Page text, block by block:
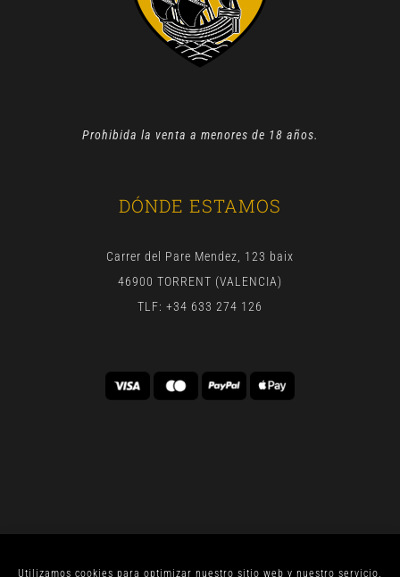
Utilizamos cookies para optimizar nuestro sitio web y nuestro servicio.
Prohibida la venta a menores de 18 años.
DÓNDE ESTAMOS
Carrer del Pare Mendez, 123 baix
46900 TORRENT (VALENCIA)
TLF: +34 633 274 126